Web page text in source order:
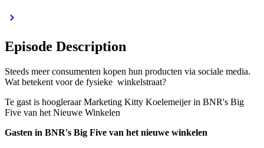
Episode Description
Steeds meer consumenten kopen hun producten via sociale media.
Wat betekent voor de fysieke winkelstraat?
Te gast is hoogleraar Marketing Kitty Koelemeijer in BNR's Big
Five van het Nieuwe Winkelen
Gasten in BNR's Big Five van het nieuwe winkelen